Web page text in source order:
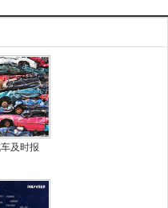
及时报